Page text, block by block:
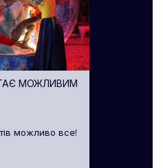
МОЖЛИВИМ
можливо все!